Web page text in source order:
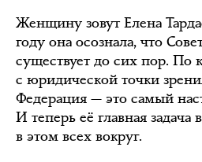
Женщину зовут Елена
году она осознала, что
существует до сих пор. По
с юридической точки
Федерация — это самый
И теперь её главная
в этом всех вокруг.